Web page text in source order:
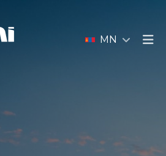
MN